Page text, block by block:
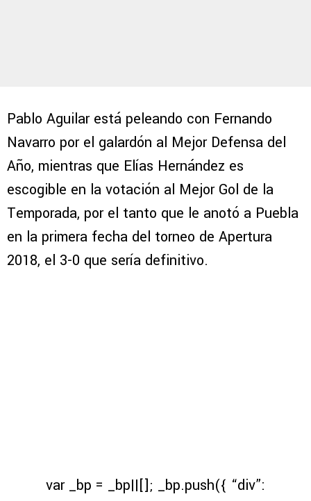
Pablo Aguilar está peleando con Fernando
Navarro por el galardón al Mejor Defensa del
Año, mientras que Elías Hernández es
escogible en la votación al Mejor Gol de la
Temporada, por el tanto que le anotó a Puebla
en la primera fecha del torneo de Apertura
2018, el 3-0 que sería definitivo.
var _bp = _bp||[]; _bp.push({ “div”: